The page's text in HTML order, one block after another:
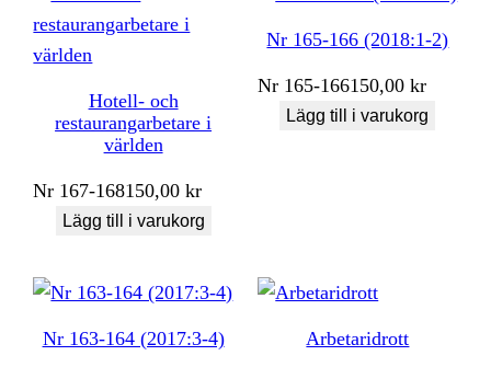
Hotell- och
restaurangarbetare i
världen
Nr 167-168150,00kr
Lägg till i varukorg
Nr 165-166 (2018:1-2)
Nr 165-166150,00kr
Lägg till i varukorg
Nr 163-164 (2017:3-4) Arbetaridrott